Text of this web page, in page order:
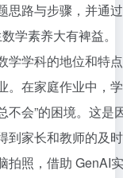
思路与步骤，并通过
学素养大有裨益。
学学科的地位和特点
。在家庭作业中，学
不会”的困境。这是
到家长和教师的及时
拍照，借助 GenAI实